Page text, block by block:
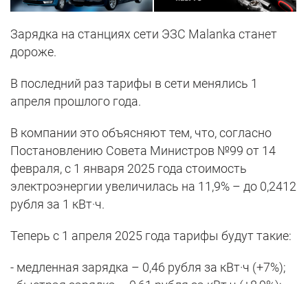
Зарядка на станциях сети ЭЗС Malanka станет
дороже.
В последний раз тарифы в сети менялись 1
апреля прошлого года.
В компании это объясняют тем, что, согласно
Постановлению Совета Министров №99 от 14
февраля, с 1 января 2025 года стоимость
электроэнергии увеличилась на 11,9% – до 0,2412
рубля за 1 кВт·ч.
Теперь с 1 апреля 2025 года тарифы будут такие:
- медленная зарядка – 0,46 рубля за кВт·ч (+7%);